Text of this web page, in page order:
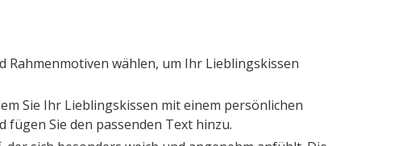
Rahmenmotiven wählen, um Ihr Lieblingskissen
Sie Ihr Lieblingskissen mit einem persönlichen
fügen Sie den passenden Text hinzu.